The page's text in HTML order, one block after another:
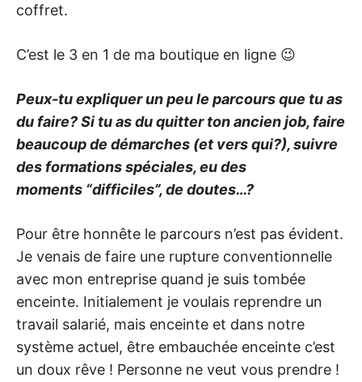
coffret.
C’est le 3 en 1 de ma boutique en ligne 😉
Peux-tu expliquer un peu le parcours que tu as
du faire? Si tu as du quitter ton ancien job, faire
beaucoup de démarches (et vers qui?), suivre
des formations spéciales, eu des
moments “difficiles”, de doutes…?
Pour être honnête le parcours n’est pas évident.
Je venais de faire une rupture conventionnelle
avec mon entreprise quand je suis tombée
enceinte. Initialement je voulais reprendre un
travail salarié, mais enceinte et dans notre
système actuel, être embauchée enceinte c’est
un doux rêve ! Personne ne veut vous prendre !